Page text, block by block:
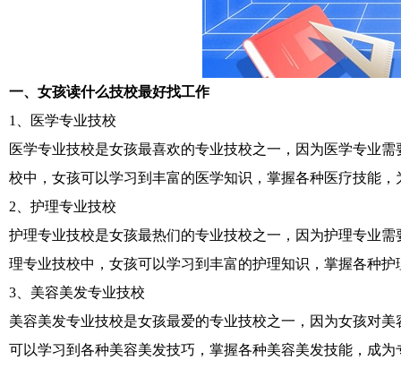
一、女孩读什么技校最好找工作
1、医学专业技校
医学专业技校是女孩最喜欢的专业技校之一，因为医学专业
校中，女孩可以学习到丰富的医学知识，掌握各种医疗技能，
2、护理专业技校
护理专业技校是女孩最热们的专业技校之一，因为护理专业
理专业技校中，女孩可以学习到丰富的护理知识，掌握各种
3、美容美发专业技校
美容美发专业技校是女孩最爱的专业技校之一，因为女孩对
可以学习到各种美容美发技巧，掌握各种美容美发技能，成为